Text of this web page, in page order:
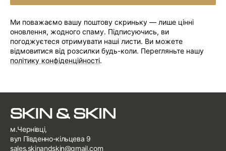
ПІДПИСАТИСЯ
Ми поважаємо вашу поштову скриньку — лише цінні
оновлення, жодного спаму. Підписуючись, ви
погоджуєтеся отримувати наші листи. Ви можете
відмовитися від розсилки будь-коли. Перегляньте нашу
політику конфіденційності.
м.Чернівці,
вул Південно-кільцева 9
sales.skinandskin@gmail.com